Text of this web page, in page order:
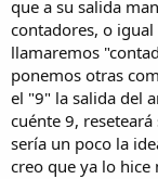
que a su salida
contadores, o
llamaremos
ponemos otras
el "9" la salida del
cuénte 9,
sería un poco la
creo que ya lo hice